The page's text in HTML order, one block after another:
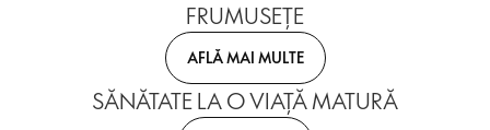
FRUMUSEȚE
AFLĂ MAI MULTE
SĂNĂTATE LA O VIAȚĂ MATURĂ